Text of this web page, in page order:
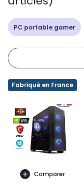
PC portable gamer
Fabriqué en France
Comparer